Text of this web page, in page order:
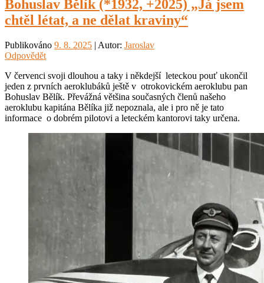
Bohuslav Bělík (*1932, +2025) „Já jsem
chtěl létat, a ne dělat kraviny“
Publikováno 9. 8. 2025 | Autor: Jaroslav
Odpovědět
V červenci svoji dlouhou a taky i někdejší leteckou pouť ukončil
jeden z prvních aeroklubáků ještě v otrokovickém aeroklubu pan
Bohuslav Bělík. Převážná většina současných členů našeho
aeroklubu kapitána Bělíka již nepoznala, ale i pro ně je tato
informace o dobrém pilotovi a leteckém kantorovi taky určena.